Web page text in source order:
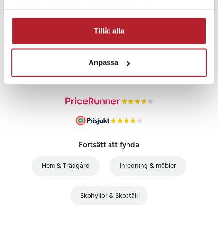
Tillåt alla
Anpassa
PRISGARANTI
UTFÖRSÄLJNING
Fortsätt att fynda
Hem & Trädgård Inredning & möbler
Skohyllor & Skoställ